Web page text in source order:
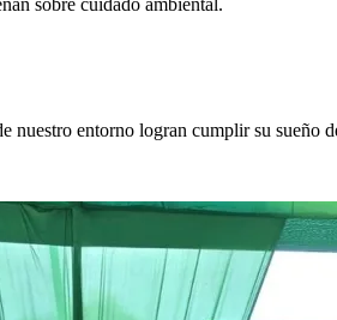
sobre cuidado ambiental.
nuestro entorno logran cumplir su sueño